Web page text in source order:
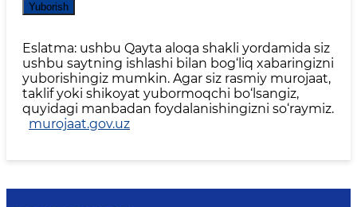
Yuborish
Eslatma: ushbu Qayta aloqa shakli yordamida siz
ushbu saytning ishlashi bilan bog‘liq xabaringizni
yuborishingiz mumkin. Agar siz rasmiy murojaat,
taklif yoki shikoyat yubormoqchi bo‘lsangiz,
quyidagi manbadan foydalanishingizni so‘raymiz.
murojaat.gov.uz